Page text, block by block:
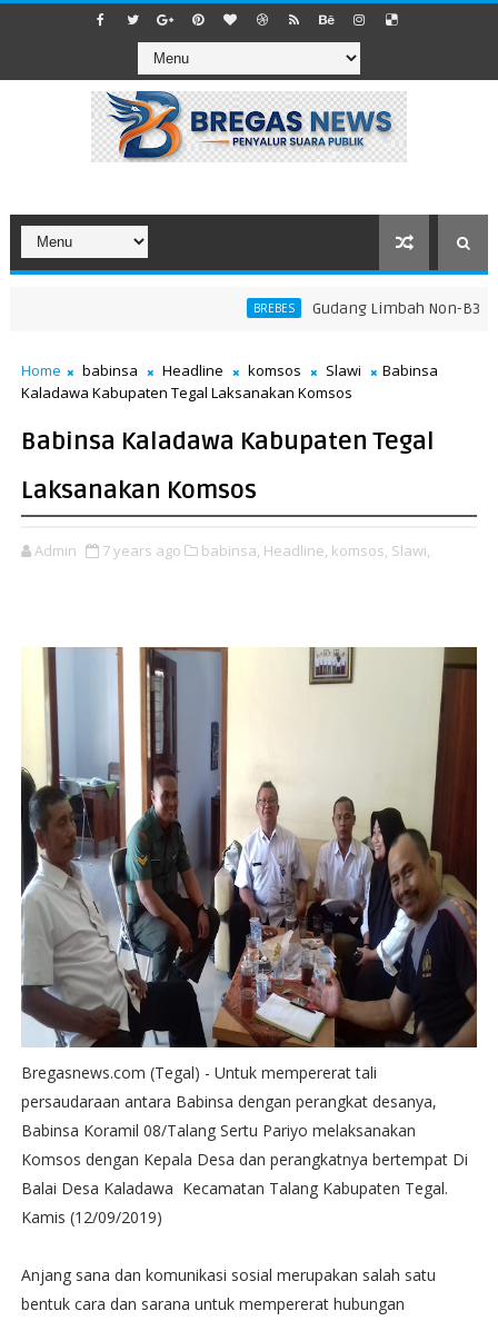
BREBES ​Gudang Limbah Non-B3 di
Home babinsa Headline komsos Slawi
Babinsa
Kaladawa Kabupaten Tegal Laksanakan Komsos
Babinsa Kaladawa Kabupaten Tegal
Laksanakan Komsos
Admin 7 years ago babinsa, Headline, komsos, Slawi,
Bregasnews.com (Tegal) - Untuk mempererat tali
persaudaraan antara Babinsa dengan perangkat desanya,
Babinsa Koramil 08/Talang Sertu Pariyo melaksanakan
Komsos dengan Kepala Desa dan perangkatnya bertempat Di
Balai Desa Kaladawa Kecamatan Talang Kabupaten Tegal.
Kamis (12/09/2019)
Anjang sana dan komunikasi sosial merupakan salah satu
bentuk cara dan sarana untuk mempererat hubungan